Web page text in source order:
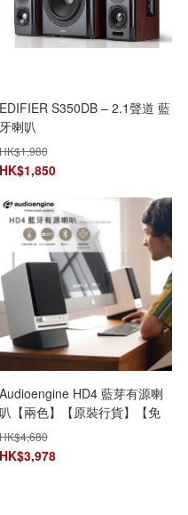
EDIFIER S350DB – 2.1聲道 藍
牙喇叭
1,980
HK$1,850
Audioengine HD4 藍芽有源喇
叭【兩色】【原裝行貨】【免
運費】【+贈送1件JBL Go 3迷
你防水藍牙喇叭 (顏色隨機派
送)】**限時購**
4,680
HK$3,978